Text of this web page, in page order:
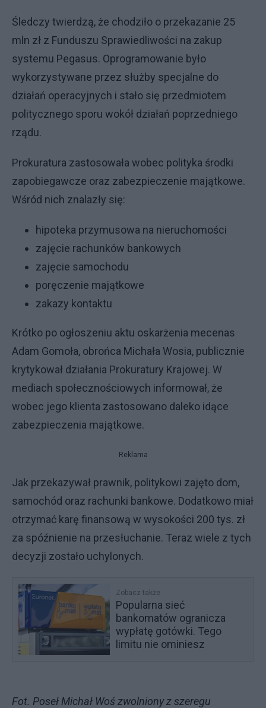
Śledczy twierdzą, że chodziło o przekazanie 25
mln zł z Funduszu Sprawiedliwości na zakup
systemu Pegasus. Oprogramowanie było
wykorzystywane przez służby specjalne do
działań operacyjnych i stało się przedmiotem
politycznego sporu wokół działań poprzedniego
rządu.
Prokuratura zastosowała wobec polityka środki
zapobiegawcze oraz zabezpieczenie majątkowe.
Wśród nich znalazły się:
hipoteka przymusowa na nieruchomości
zajęcie rachunków bankowych
zajęcie samochodu
poręczenie majątkowe
zakazy kontaktu
Krótko po ogłoszeniu aktu oskarżenia mecenas
Adam Gomoła, obrońca Michała Wosia, publicznie
krytykował działania Prokuratury Krajowej. W
mediach społecznościowych informował, że
wobec jego klienta zastosowano daleko idące
zabezpieczenia majątkowe.
Reklama
Jak przekazywał prawnik, politykowi zajęto dom,
samochód oraz rachunki bankowe. Dodatkowo miał
otrzymać karę finansową w wysokości 200 tys. zł
za spóźnienie na przesłuchanie. Teraz wiele z tych
decyzji zostało uchylonych.
Zobacz także
Popularna sieć
bankomatów ogranicza
wypłatę gotówki. Tego
limitu nie ominiesz
Fot. Poseł Michał Woś zwolniony z szeregu